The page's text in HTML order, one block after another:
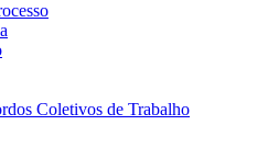
Coletivos de Trabalho